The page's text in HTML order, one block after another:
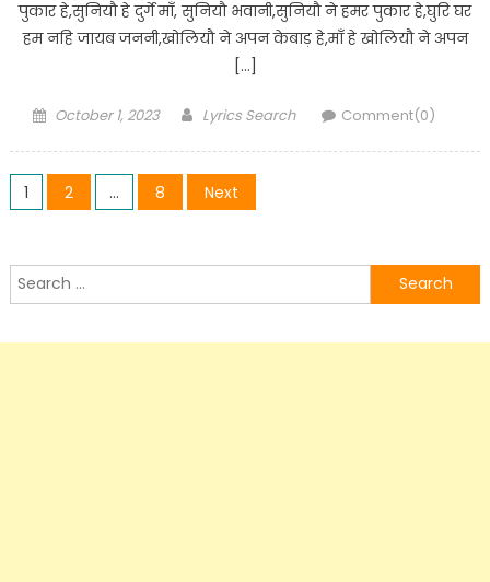
पुकार हे,सुनियौ हे दुर्गे माँ, सुनियौ भवानी,सुनियौ ने हमर पुकार हे,घुरि घर
हम नहि जायब जननी,खोलियौ ने अपन केबाड़ हे,माँ हे खोलियौ ने अपन
[…]
Posted
October 1, 2023 Author
Lyrics Search Comment(0)
Posts
1 2 … 8 Next
Search
for: